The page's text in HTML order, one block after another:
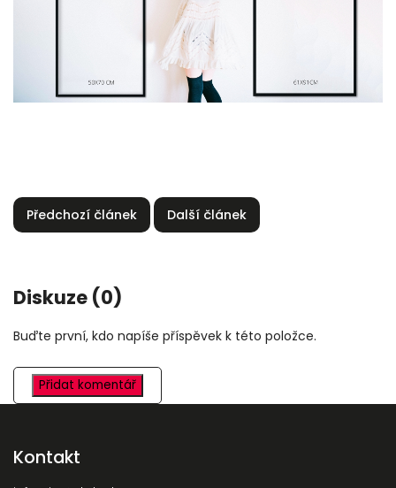
Předchozí článek Další článek
Diskuze (0)
Buďte první, kdo napíše příspěvek k této položce.
Přidat komentář
Kontakt